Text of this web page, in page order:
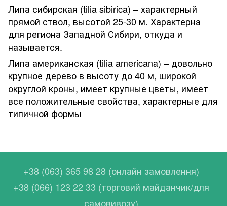
Липа сибирская (tilia sibirica) – характерный
прямой ствол, высотой 25-30 м. Характерна
для региона Западной Сибири, откуда и
называется.
Липа американская (tilia americana) – довольно
крупное дерево в высоту до 40 м, широкой
округлой кроны, имеет крупные цветы, имеет
все положительные свойства, характерные для
типичной формы
+38 (063) 365 98 28 (онлайн замовлення)
+38 (066) 123 22 33 (торговий майданчик/для
самовивозу)